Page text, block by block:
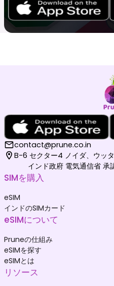
contact@prune.co.in
B-6 セクター4 ノイダ、ウッ
インド政府 電気通信省
SIMを購入
eSIM
インドのSIMカード
eSIMについて
Pruneの仕組み
eSIMを探す
eSIMとは
リソース